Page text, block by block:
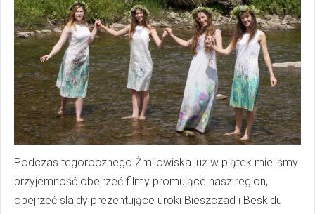
Podczas tegorocznego Żmijowiska już w piątek mieliśmy
przyjemność obejrzeć filmy promujące nasz region,
obejrzeć slajdy prezentujące uroki Bieszczad i Beskidu